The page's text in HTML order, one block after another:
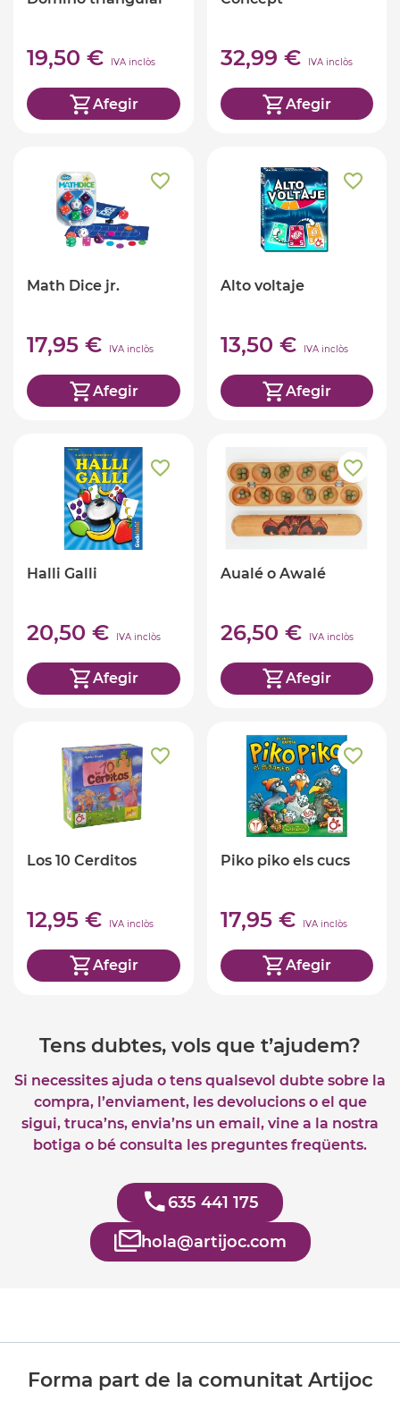
19,50 € IVA inclòs
Afegir
32,99 € IVA inclòs
Afegir
Math Dice jr.
17,95 € IVA inclòs
Afegir
Alto voltaje
13,50 € IVA inclòs
Afegir
Halli Galli
20,50 € IVA inclòs
Afegir
Aualé o Awalé
26,50 € IVA inclòs
Afegir
Los 10 Cerditos
12,95 € IVA inclòs
Afegir
Piko piko els cucs
17,95 € IVA inclòs
Afegir
Tens dubtes, vols que t’ajudem?
Si necessites ajuda o tens qualsevol dubte sobre la
compra, l’enviament, les devolucions o el que
sigui, truca’ns, envia’ns un email, vine a la nostra
botiga o bé consulta les preguntes freqüents.
635 441 175
hola@artijoc.com
Forma part de la comunitat Artijoc